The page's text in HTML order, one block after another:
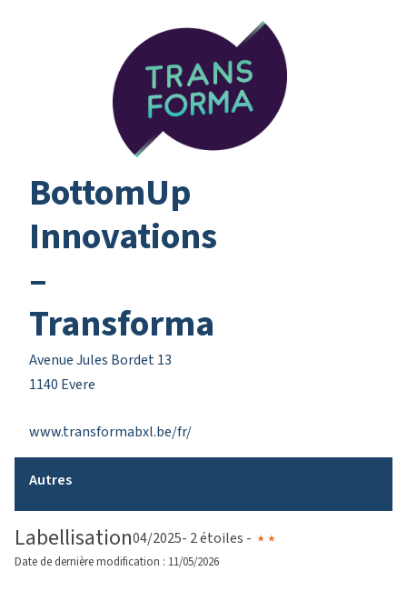
BottomUp
Innovations
–
Transforma
Avenue Jules Bordet 13
1140 Evere
www.transformabxl.be/fr/
Autres
Labellisation04/2025- 2 étoiles -
Date de dernière modification : 11/05/2026